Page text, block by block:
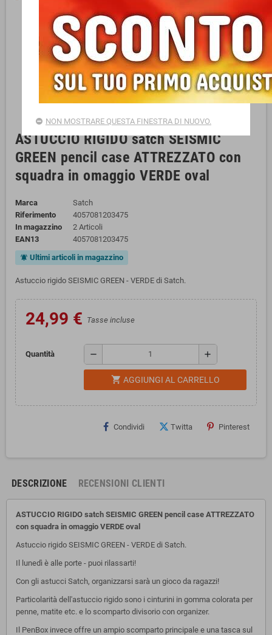
ASTUCCIO RIGIDO satch SEISMIC
GREEN pencil case ATTREZZATO con
squadra in omaggio VERDE oval
Marca
Satch
Riferimento
4057081203475
In magazzino
2 Articoli
EAN13
4057081203475
notifications_active Ultimi articoli in magazzino
Astuccio rigido SEISMIC GREEN - VERDE di Satch.
24,99 € Tasse incluse
Quantità remove add
shopping_cart AGGIUNGI AL CARRELLO
Condividi Twitta Pinterest
DESCRIZIONE RECENSIONI CLIENTI
ASTUCCIO RIGIDO satch SEISMIC GREEN pencil case ATTREZZATO
con squadra in omaggio VERDE oval
Astuccio rigido SEISMIC GREEN - VERDE di Satch.
Il lunedì è alle porte - puoi rilassarti!
Con gli astucci Satch, organizzarsi sarà un gioco da ragazzi!
Particolarità dell'astuccio rigido sono i cinturini in gomma colorata per
penne, matite etc. e lo scomparto divisorio con organizer.
Il PenBox invece offre un ampio scomparto principale e una tasca sul
NON MOSTRARE QUESTA FINESTRA DI NUOVO.